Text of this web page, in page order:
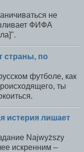
не
ФИФА
страны, по
футболе, как
ты
истерия лишает
Najwyższy
искренним –